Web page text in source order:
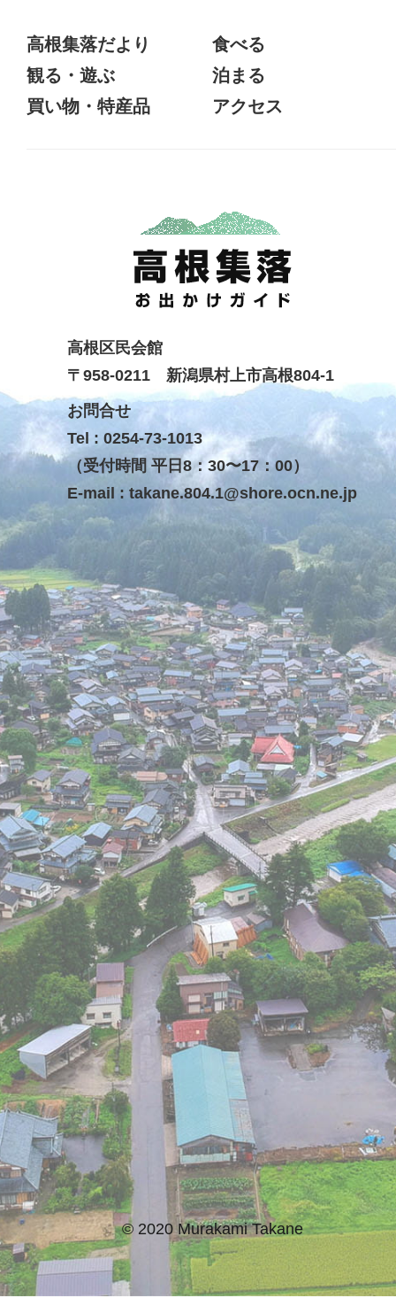
高根集落だより
食べる
観る・遊ぶ
泊まる
買い物・特産品
アクセス
高根区民会館
〒958-0211 新潟県村上市高根804-1
お問合せ
Tel : 0254-73-1013
（受付時間 平日8：30〜17：00）
E-mail : takane.804.1@shore.ocn.ne.jp
© 2020 Murakami Takane